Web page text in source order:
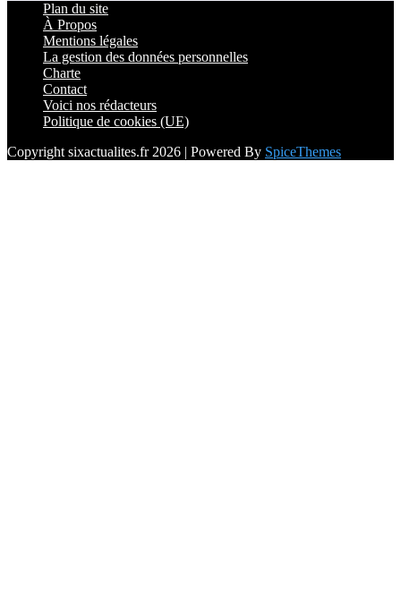
Plan du site
À Propos
Mentions légales
La gestion des données personnelles
Charte
Contact
Voici nos rédacteurs
Politique de cookies (UE)
Copyright sixactualites.fr 2026 | Powered By SpiceThemes